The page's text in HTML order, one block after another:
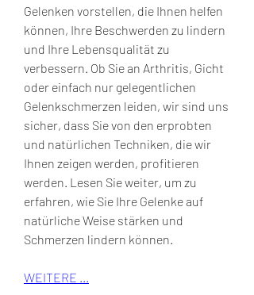
Gelenken vorstellen, die Ihnen helfen
können, Ihre Beschwerden zu lindern
und Ihre Lebensqualität zu
verbessern. Ob Sie an Arthritis, Gicht
oder einfach nur gelegentlichen
Gelenkschmerzen leiden, wir sind uns
sicher, dass Sie von den erprobten
und natürlichen Techniken, die wir
Ihnen zeigen werden, profitieren
werden. Lesen Sie weiter, um zu
erfahren, wie Sie Ihre Gelenke auf
natürliche Weise stärken und
Schmerzen lindern können.
WEITERE ...